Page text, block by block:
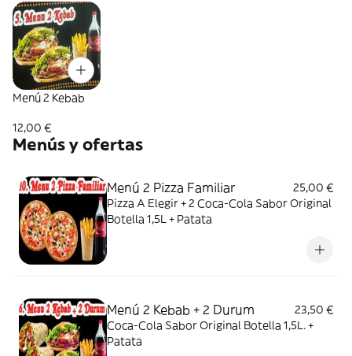
Menú 2 Kebab
12,00 €
Menús y ofertas
Menú 2 Pizza Familiar
25,00 €
Pizza A Elegir + 2 Coca-Cola Sabor Original
Botella 1,5L + Patata
Menú 2 Kebab + 2 Durum
23,50 €
Coca-Cola Sabor Original Botella 1,5L. +
Patata